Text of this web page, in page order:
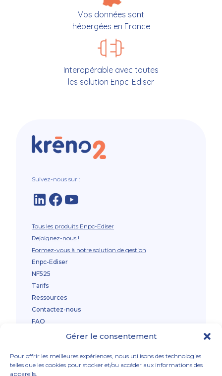
Gérer le consentement
Pour offrir les meilleures expériences, nous utilisons des technologies
telles que les cookies pour stocker et/ou accéder aux informations des
appareils.
Vos données sont
hébergées en France
Interopérable avec toutes
les solution Enpc-Ediser
Suivez-nous sur :
Tous les produits Enpc-Ediser
Rejoignez-nous !
Formez-vous à notre solution de gestion
Enpc-Ediser
NF525
Tarifs
Ressources
Contactez-nous
FAQ
Fonctionnalités
Gestion de l’établissement
Gestion des apprenants